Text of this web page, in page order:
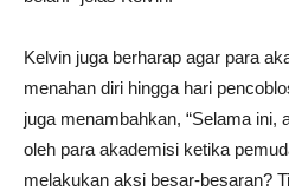
Kelvin juga berharap agar para
menahan diri hingga hari
juga menambahkan, “Selama ini,
oleh para akademisi ketika
melakukan aksi besar-besaran?